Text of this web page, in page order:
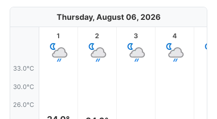
Thursday, August 06, 2026
33.0°C
30.0°C
26.0°C
1 2 3 4